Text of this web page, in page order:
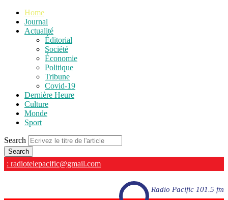
Home
Journal
Actualité
Éditorial
Société
Économie
Politique
Tribune
Covid-19
Dernière Heure
Culture
Monde
Sport
Search
: radiotelepacific@gmail.com
Radio Pacific 101.5 fm